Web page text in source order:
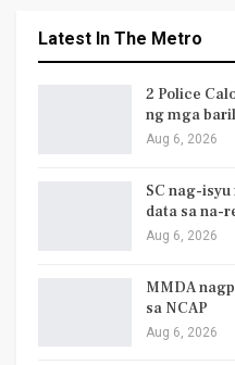
Latest In The Metro
2 Police
ng mga baril
Aug 6, 2026
SC nag-
data sa na-
Aug 6, 2026
MMDA
sa NCAP
Aug 6, 2026